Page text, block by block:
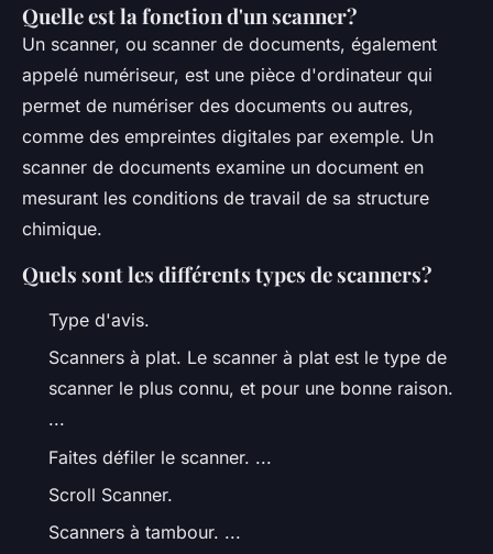
Quelle est la fonction d'un scanner?
Un scanner, ou scanner de documents, également
appelé numériseur, est une pièce d'ordinateur qui
permet de numériser des documents ou autres,
comme des empreintes digitales par exemple. Un
scanner de documents examine un document en
mesurant les conditions de travail de sa structure
chimique.
Quels sont les différents types de scanners?
Type d'avis.
Scanners à plat. Le scanner à plat est le type de
scanner le plus connu, et pour une bonne raison.
...
Faites défiler le scanner. ...
Scroll Scanner.
Scanners à tambour. ...